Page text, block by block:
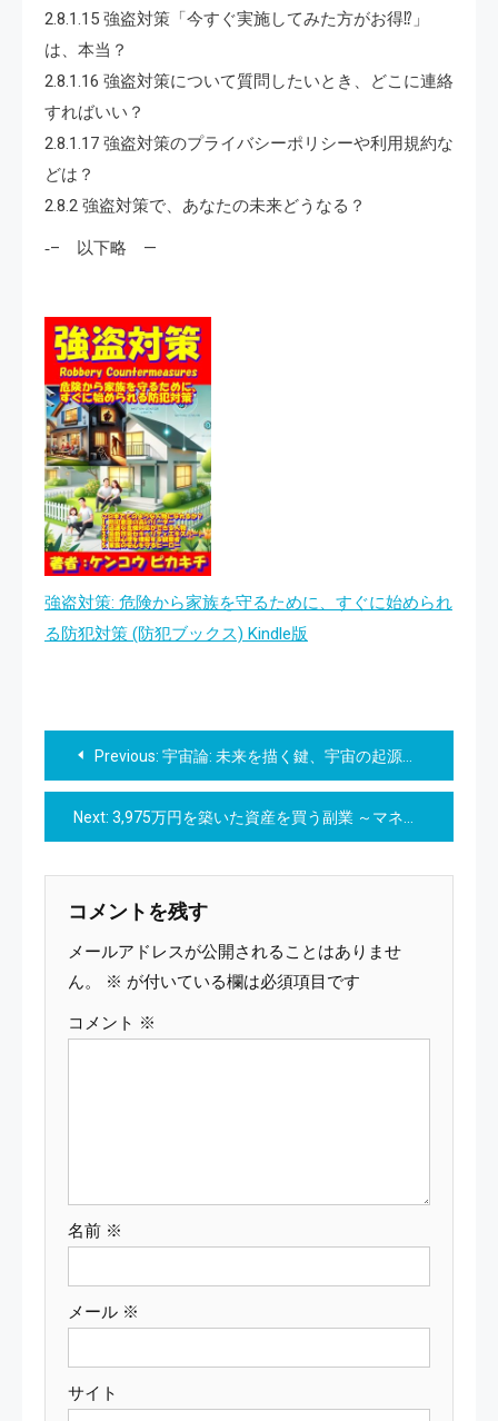
2.8.1.15 強盗対策「今すぐ実施してみた方がお得⁉」
は、本当？
2.8.1.16 強盗対策について質問したいとき、どこに連絡
すればいい？
2.8.1.17 強盗対策のプライバシーポリシーや利用規約な
どは？
2.8.2 強盗対策で、あなたの未来どうなる？
‐– 以下略 —
強盗対策: 危険から家族を守るために、すぐに始められ
る防犯対策 (防犯ブックス) Kindle版
投
稿
ナ
ビ
ゲ
ー
シ
Previous: 宇宙論: 未来を描く鍵、宇宙の起源とその法則 (科学) Kindle版
Next: 3,975万円を築いた資産を買う副業 ～マネタイズ済ブログ・YouTube・SNS買収方法 完全解説～
コメントを残す
メールアドレスが公開されることはありませ
ん。
※ が付いている欄は必須項目です
コメント ※
名前 ※
メール ※
サイト